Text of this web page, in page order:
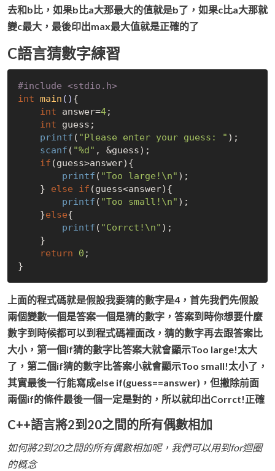
去和b比，如果b比a大那最大的值就是b了，如果c比a大那就
變c最大，最後印出max最大值就是正確的了
C語言猜數字練習
#include <stdio.h>
int main () {
int answer=4;
int guess;
printf ( "Please enter your guess: " );
scanf ( "%d" , &guess);
if (guess>answer){
printf ( "Too large!\n" );
    }
else if (guess<answer){
printf ( "Too small!\n" );
    }
else{
printf ( "Corrct!\n" );
return
0 ;
上面的程式碼就是假設我要猜的數字是4，首先我們先假設
兩個變數一個是答案一個是猜的數字，答案到時你想要什麼
數字到時候都可以到程式碼裡面改，猜的數字再去跟答案比
大小，第一個if猜的數字比答案大就會顯示Too large!太大
了，第二個if猜的數字比答案小就會顯示Too small!太小了，
其實最後一行能寫成else if(guess==answer)，但撇除前面
兩個if的條件最後一個一定是對的，所以就印出Corrct!正確
C++語言將2到20之間的所有偶數相加
如何將2到20之間的所有偶數相加呢，我們可以用到for迴圈
的概念